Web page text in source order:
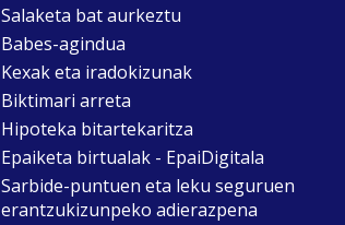
Salaketa bat aurkeztu
Babes-agindua
Kexak eta iradokizunak
Biktimari arreta
Hipoteka bitartekaritza
Epaiketa birtualak - EpaiDigitala
Sarbide-puntuen eta leku seguruen
erantzukizunpeko adierazpena